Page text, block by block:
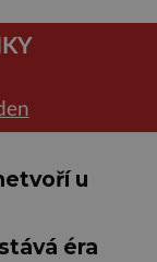
u
éra